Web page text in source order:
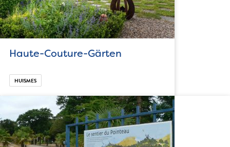
Haute-Couture-Gärten
HUISMES